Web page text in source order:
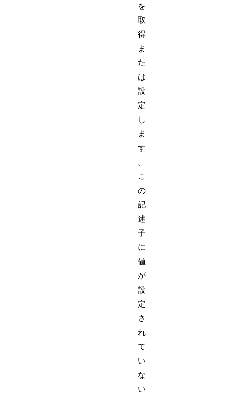
を
取
得
ま
た
は
設
定
し
ま
す
。
こ
の
記
述
子
に
値
が
設
定
さ
れ
て
い
な
い